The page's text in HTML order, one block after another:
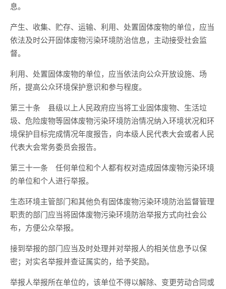
息。
产生、收集、贮存、运输、利用、处置固体废物的单位，应当
依法及时公开固体废物污染环境防治信息，主动接受社会监
督。
利用、处置固体废物的单位，应当依法向公众开放设施、场
所，提高公众环境保护意识和参与程度。
第三十条 县级以上人民政府应当将工业固体废物、生活垃
圾、危险废物等固体废物污染环境防治情况纳入环境状况和环
境保护目标完成情况年度报告，向本级人民代表大会或者人民
代表大会常务委员会报告。
第三十一条 任何单位和个人都有权对造成固体废物污染环境
的单位和个人进行举报。
生态环境主管部门和其他负有固体废物污染环境防治监督管理
职责的部门应当将固体废物污染环境防治举报方式向社会公
布，方便公众举报。
接到举报的部门应当及时处理并对举报人的相关信息予以保
密；对实名举报并查证属实的，给予奖励。
举报人举报所在单位的，该单位不得以解除、变更劳动合同或